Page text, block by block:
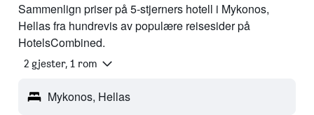
Sammenlign priser på 5-stjerners hotell i Mykonos,
Hellas fra hundrevis av populære reisesider på
HotelsCombined.
2 gjester, 1 rom
Mykonos, Hellas